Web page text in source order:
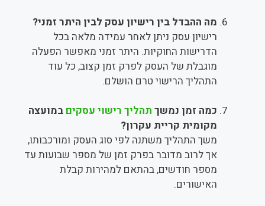
מה ההבדל בין רישיון עסק לבין היתר זמני?
רישיון עסק ניתן לאחר עמידה מלאה בכל
הדרישות החוקיות. היתר זמני מאפשר הפעלה
מוגבלת של העסק לפרק זמן קצוב, כל עוד
התהליך הרישוי טרם הושלם.
כמה זמן נמשך תהליך רישוי עסקים במועצה
מקומית קריית עקרון?
משך התהליך משתנה לפי סוג העסק ומורכבותו,
אך לרוב מדובר בפרק זמן של מספר שבועות עד
מספר חודשים, בהתאם למהירות קבלת
האישורים.